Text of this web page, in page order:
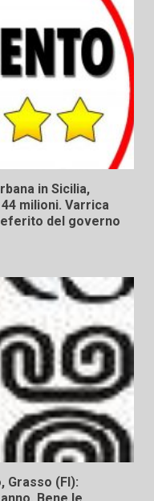
in Sicilia,
milioni. Varrica
del governo
Grasso (FI):